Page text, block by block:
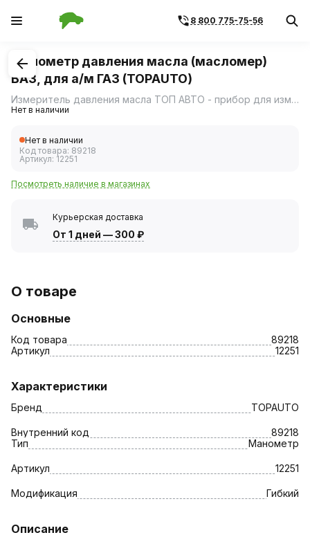
8 800 775-75-56
1/1
Манометр давления масла (масломер)
ВАЗ, для а/м ГАЗ (TOPAUTO)
Измеритель давления масла ТОП АВТО - прибор для измерения давления в системах смазки бензиновых и дизельных двигателей грузовых и легковых, а/м отечественного.
Нет в наличии
Нет в наличии
Код товара: 89218
Артикул: 12251
Посмотреть наличие в магазинах
Курьерская доставка
От 1 дней —300 ₽
О товаре
Основные
Код товара
89218
Артикул
12251
Характеристики
Бренд TOPAUTO
Внутренний код
89218
Тип
Манометр
Артикул 12251
Модификация Гибкий
Описание